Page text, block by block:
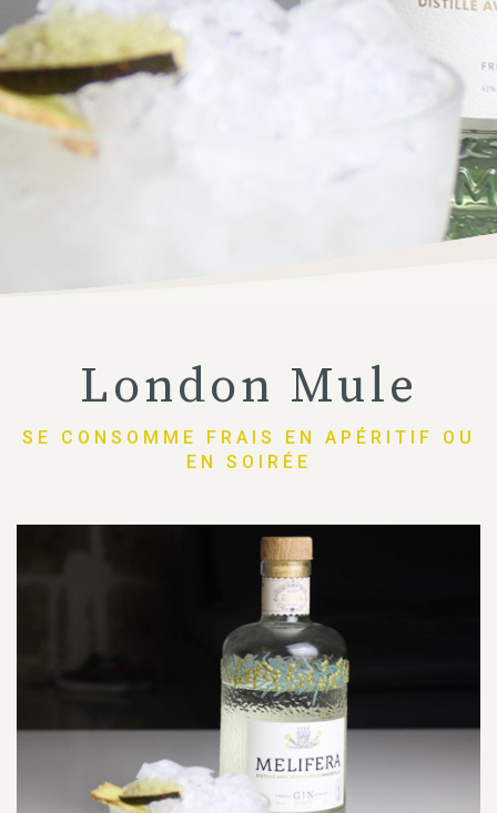
London Mule
SE CONSOMME FRAIS EN APÉRITIF OU
EN SOIRÉE